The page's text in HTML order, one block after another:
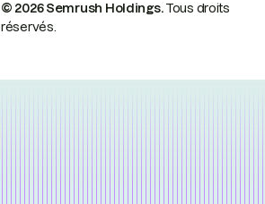
© 2026 Semrush Holdings.Tous droits
réservés.